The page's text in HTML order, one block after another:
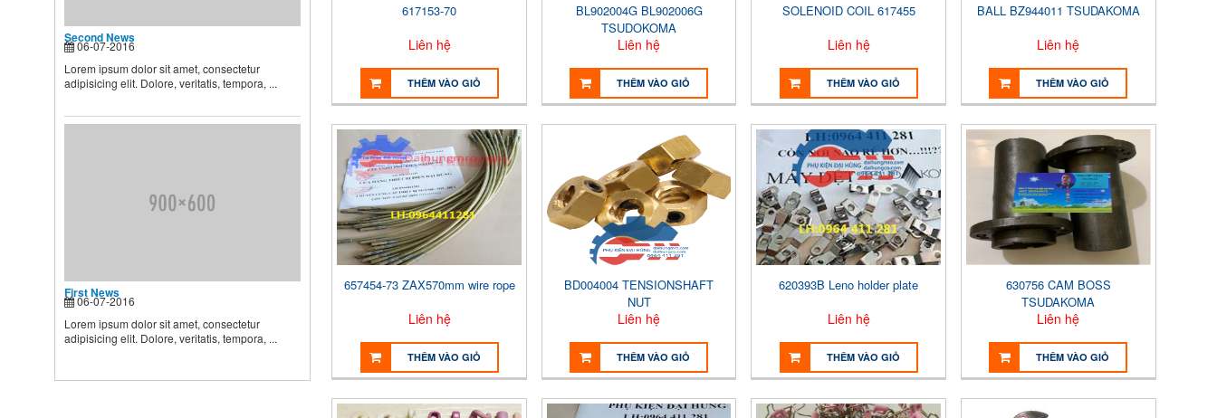
consectetur adipisicing elit.
Second News
06-07-2016
Lorem ipsum dolor sit amet, consectetur
adipisicing elit. Dolore, veritatis, tempora, ...
First News
06-07-2016
Lorem ipsum dolor sit amet, consectetur
adipisicing elit. Dolore, veritatis, tempora, ...
617153-70
Liên hệ
THÊM VÀO GIỎ
BL902004G BL902006G
TSUDOKOMA
Liên hệ
THÊM VÀO GIỎ
SOLENOID COIL 617455
Liên hệ
THÊM VÀO GIỎ
BALL BZ944011 TSUDAKOMA
Liên hệ
THÊM VÀO GIỎ
657454-73 ZAX570mm wire rope
Liên hệ
THÊM VÀO GIỎ
BD004004 TENSIONSHAFT
NUT
Liên hệ
THÊM VÀO GIỎ
620393B Leno holder plate
Liên hệ
THÊM VÀO GIỎ
630756 CAM BOSS
TSUDAKOMA
Liên hệ
THÊM VÀO GIỎ